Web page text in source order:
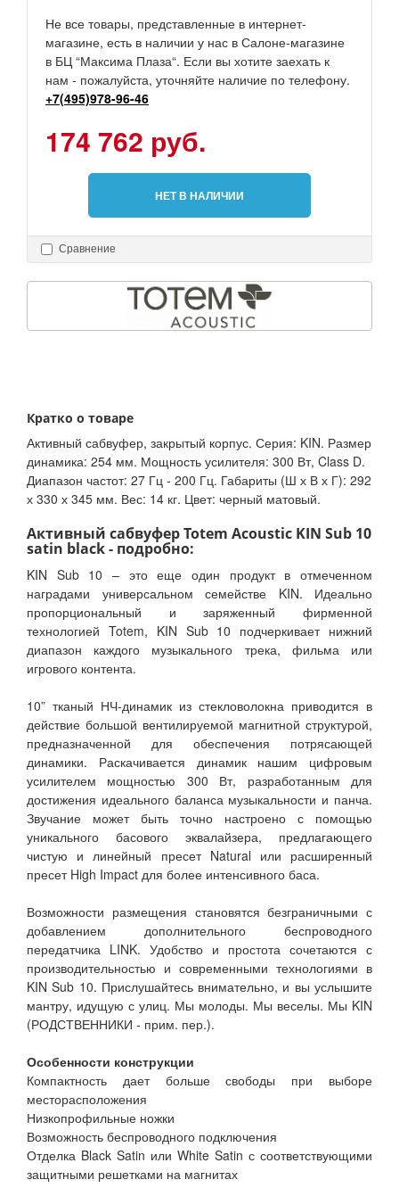
Не все товары, представленные в интернет-
магазине, есть в наличии у нас в Салоне-магазине
в БЦ “Максима Плаза“. Если вы хотите заехать к
нам - пожалуйста, уточняйте наличие по телефону.
+7(495)978-96-46
174 762 руб.
НЕТ В НАЛИЧИИ
Сравнение
Кратко о товаре
Активный сабвуфер, закрытый корпус. Серия: KIN. Размер
динамика: 254 мм. Мощность усилителя: 300 Вт, Class D.
Диапазон частот: 27 Гц - 200 Гц. Габариты (Ш х В х Г): 292
х 330 х 345 мм. Вес: 14 кг. Цвет: черный матовый.
Активный сабвуфер Totem Acoustic KIN Sub 10
satin black - подробно:
KIN Sub 10 – это еще один продукт в отмеченном
наградами универсальном семействе KIN. Идеально
пропорциональный и заряженный фирменной
технологией Totem, KIN Sub 10 подчеркивает нижний
диапазон каждого музыкального трека, фильма или
игрового контента.
10” тканый НЧ-динамик из стекловолокна приводится в
действие большой вентилируемой магнитной структурой,
предназначенной для обеспечения потрясающей
динамики. Раскачивается динамик нашим цифровым
усилителем мощностью 300 Вт, разработанным для
достижения идеального баланса музыкальности и панча.
Звучание может быть точно настроено с помощью
уникального басового эквалайзера, предлагающего
чистую и линейный пресет Natural или расширенный
пресет High Impact для более интенсивного баса.
Возможности размещения становятся безграничными с
добавлением дополнительного беспроводного
передатчика LINK. Удобство и простота сочетаются с
производительностью и современными технологиями в
KIN Sub 10. Прислушайтесь внимательно, и вы услышите
мантру, идущую с улиц. Мы молоды. Мы веселы. Мы KIN
(РОДСТВЕННИКИ - прим. пер.).
Особенности конструкции
Компактность дает больше свободы при выборе
месторасположения
Низкопрофильные ножки
Возможность беспроводного подключения
Отделка Black Satin или White Satin с соответствующими
защитными решетками на магнитах